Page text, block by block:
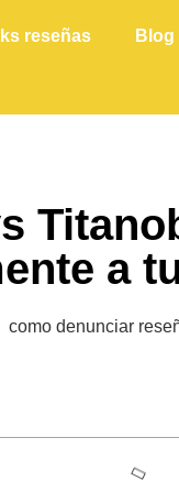
reseñas Blog
a